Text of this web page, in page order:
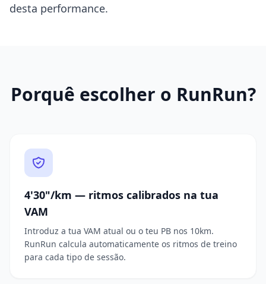
desta performance.
Porquê escolher o RunRun?
4'30"/km — ritmos calibrados na tua
VAM
Introduz a tua VAM atual ou o teu PB nos 10km.
RunRun calcula automaticamente os ritmos de treino
para cada tipo de sessão.